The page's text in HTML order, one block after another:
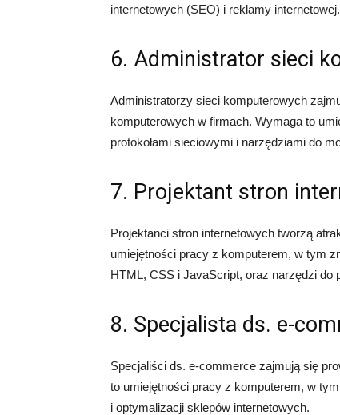
internetowych (SEO) i reklamy internetowej.
6. Administrator sieci
Administratorzy sieci komputerowych
komputerowych w firmach. Wymaga to
protokołami sieciowymi i narzędziami do
7. Projektant stron
Projektanci stron internetowych tworzą
umiejętności pracy z komputerem, w tym
HTML, CSS i JavaScript, oraz narzędzi do
8. Specjalista ds. e-
Specjaliści ds. e-commerce zajmują się
to umiejętności pracy z komputerem, w
i optymalizacji sklepów internetowych.